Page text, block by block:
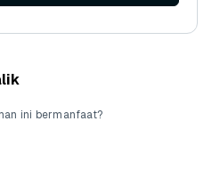
ini bermanfaat?